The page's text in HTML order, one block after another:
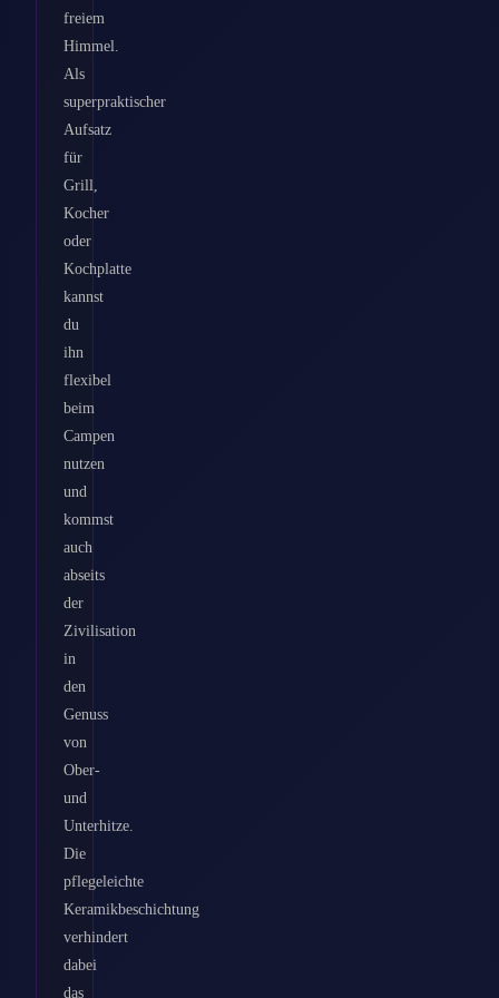
freiem
Himmel.
Als
superpraktischer
Aufsatz
für
Grill,
Kocher
oder
Kochplatte
kannst
du
ihn
flexibel
beim
Campen
nutzen
und
kommst
auch
abseits
der
Zivilisation
in
den
Genuss
von
Ober-
und
Unterhitze.
Die
pflegeleichte
Keramikbeschichtung
verhindert
dabei
das